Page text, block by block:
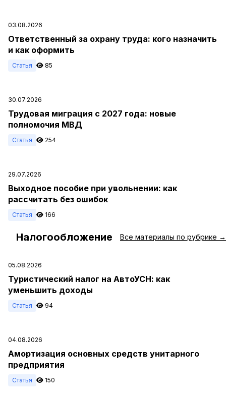
03.08.2026
Ответственный за охрану труда: кого назначить
и как оформить
Статья 85
30.07.2026
Трудовая миграция с 2027 года: новые
полномочия МВД
Статья 254
29.07.2026
Выходное пособие при увольнении: как
рассчитать без ошибок
Статья 166
Налогообложение Все материалы по рубрике →
05.08.2026
Туристический налог на АвтоУСН: как
уменьшить доходы
Статья 94
04.08.2026
Амортизация основных средств унитарного
предприятия
Статья 150